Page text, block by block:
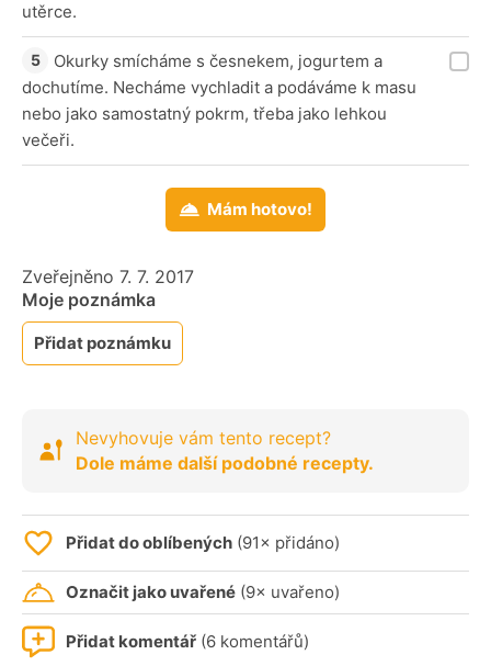
utěrce.
Okurky smícháme s česnekem, jogurtem a
dochutíme. Necháme vychladit a podáváme k masu
nebo jako samostatný pokrm, třeba jako lehkou
večeři.
Mám hotovo!
Zveřejněno 7. 7. 2017
Moje poznámka
Přidat poznámku
Nevyhovuje vám tento recept?
Dole máme další podobné recepty.
Přidat do oblíbených (91× přidáno)
Označit jako uvařené (9× uvařeno)
Přidat komentář (6 komentářů)